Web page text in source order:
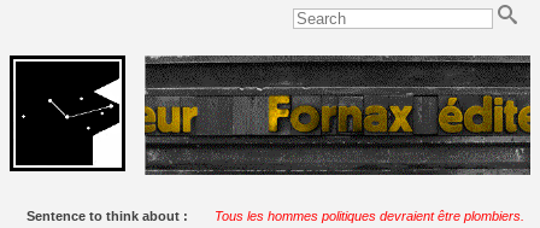
Sentence to think about :
Tous les hommes politiques devraient être plombiers.